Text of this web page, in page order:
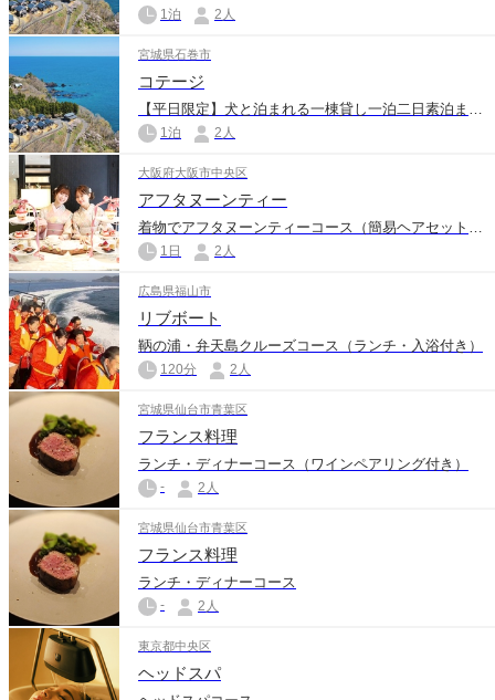
1泊 2人
宮城県石巻市
コテージ
【平日限定】犬と泊まれる一棟貸し一泊二日素泊まりコース（平屋プレミアム）
1泊 2人
大阪府大阪市中央区
アフタヌーンティー
着物でアフタヌーンティーコース（簡易ヘアセット付き）
1日 2人
広島県福山市
リブボート
鞆の浦・弁天島クルーズコース（ランチ・入浴付き）
120分 2人
宮城県仙台市青葉区
フランス料理
ランチ・ディナーコース（ワインペアリング付き）
- 2人
宮城県仙台市青葉区
フランス料理
ランチ・ディナーコース
- 2人
東京都中央区
ヘッドスパ